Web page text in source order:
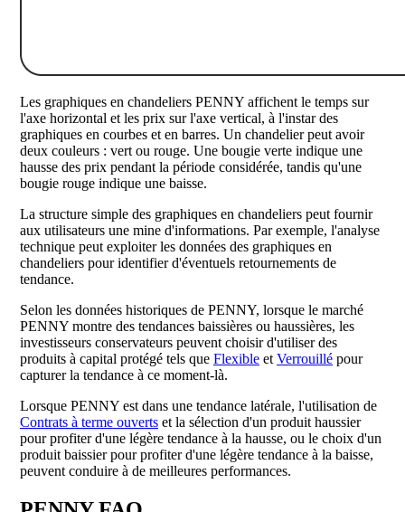
Les graphiques en chandeliers PENNY affichent le temps sur
l'axe horizontal et les prix sur l'axe vertical, à l'instar des
graphiques en courbes et en barres. Un chandelier peut avoir
deux couleurs : vert ou rouge. Une bougie verte indique une
hausse des prix pendant la période considérée, tandis qu'une
bougie rouge indique une baisse.
La structure simple des graphiques en chandeliers peut fournir
aux utilisateurs une mine d'informations. Par exemple, l'analyse
technique peut exploiter les données des graphiques en
chandeliers pour identifier d'éventuels retournements de
tendance.
Selon les données historiques de PENNY, lorsque le marché
PENNY montre des tendances baissières ou haussières, les
investisseurs conservateurs peuvent choisir d'utiliser des
produits à capital protégé tels que Flexible et Verrouillé pour
capturer la tendance à ce moment-là.
Lorsque PENNY est dans une tendance latérale, l'utilisation de
Contrats à terme ouverts et la sélection d'un produit haussier
pour profiter d'une légère tendance à la hausse, ou le choix d'un
produit baissier pour profiter d'une légère tendance à la baisse,
peuvent conduire à de meilleures performances.